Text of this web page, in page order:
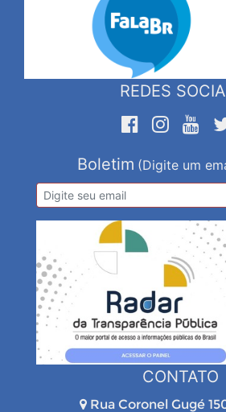
REDES
Boletim (Digite um
CONTATO
Rua Coronel Gugé